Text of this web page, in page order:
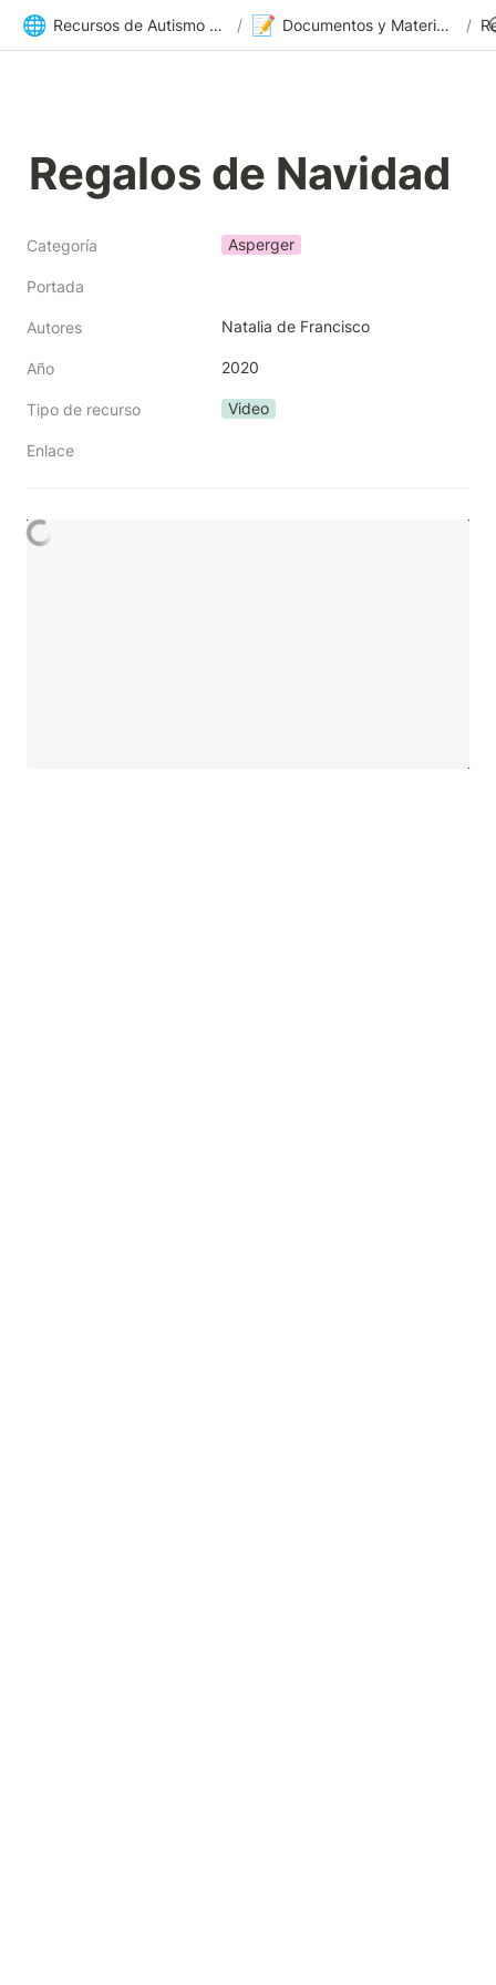
🌐 Recursos de Autismo Sevilla | Inicio / 📝 Documentos y Materiales /
Regalos de Navidad
Categoría Asperger
Portada
Autores Natalia de Francisco
Año 2020
Tipo de recurso Video
Enlace